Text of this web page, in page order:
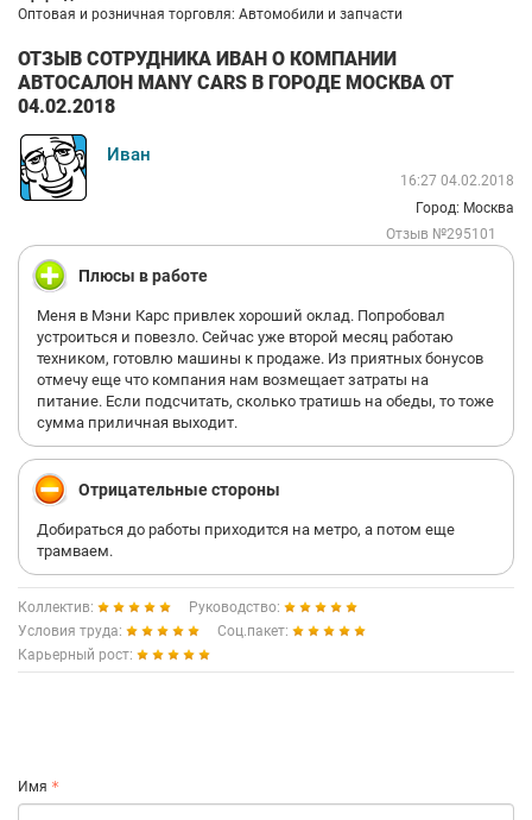
Оптовая и розничная торговля: Автомобили и запчасти
ОТЗЫВ СОТРУДНИКА ИВАН О КОМПАНИИ
АВТОСАЛОН MANY CARS В ГОРОДЕ МОСКВА ОТ
04.02.2018
Иван
16:27 04.02.2018
Город: Москва
Отзыв №295101
Плюсы в работе
Меня в Мэни Карс привлек хороший оклад. Попробовал
устроиться и повезло. Сейчас уже второй месяц работаю
техником, готовлю машины к продаже. Из приятных бонусов
отмечу еще что компания нам возмещает затраты на
питание. Если подсчитать, сколько тратишь на обеды, то тоже
сумма приличная выходит.
Отрицательные стороны
Добираться до работы приходится на метро, а потом еще
трамваем.
Коллектив:
Руководство:
Условия труда:
Соц.пакет:
Карьерный рост:
Имя